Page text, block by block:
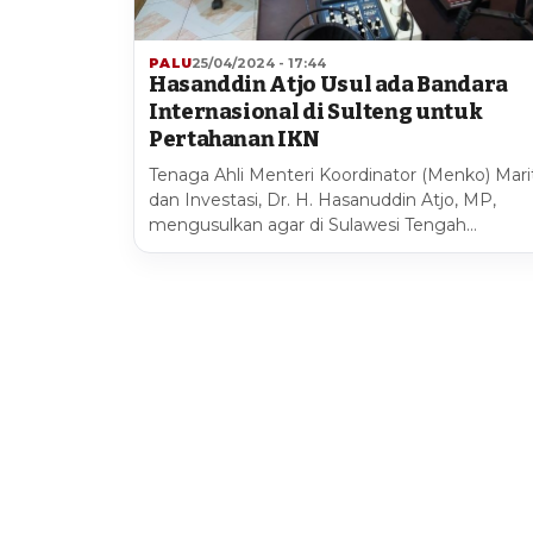
PALU25/04/2024 - 17:44
Hasanddin Atjo Usul ada Bandara
Internasional di Sulteng untuk
Pertahanan IKN
Tenaga Ahli Menteri Koordinator (Menko)
dan Investasi, Dr. H. Hasanuddin Atjo, MP,
mengusulkan agar di Sulawesi Tengah…